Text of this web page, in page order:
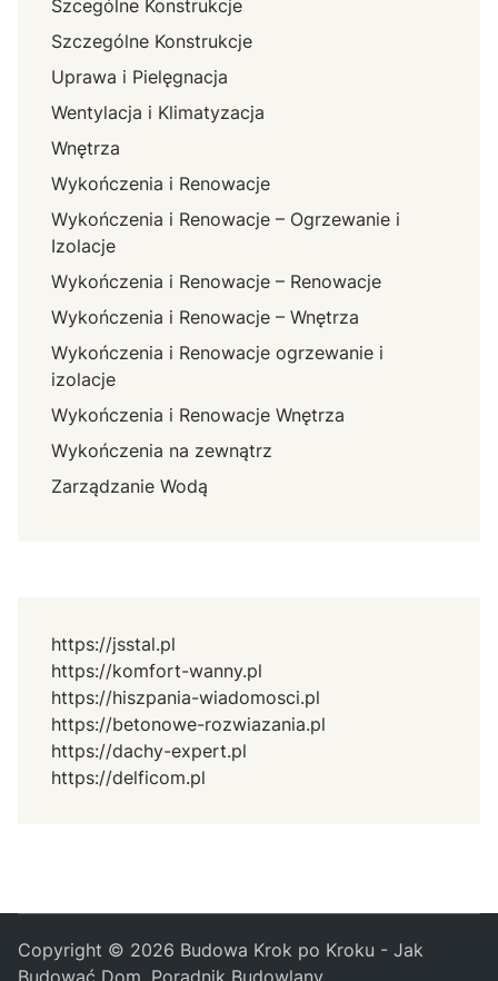
Szcególne Konstrukcje
Szczególne Konstrukcje
Uprawa i Pielęgnacja
Wentylacja i Klimatyzacja
Wnętrza
Wykończenia i Renowacje
Wykończenia i Renowacje – Ogrzewanie i
Izolacje
Wykończenia i Renowacje – Renowacje
Wykończenia i Renowacje – Wnętrza
Wykończenia i Renowacje ogrzewanie i
izolacje
Wykończenia i Renowacje Wnętrza
Wykończenia na zewnątrz
Zarządzanie Wodą
https://jsstal.pl
https://komfort-wanny.pl
https://hiszpania-wiadomosci.pl
https://betonowe-rozwiazania.pl
https://dachy-expert.pl
https://delficom.pl
Copyright © 2026 Budowa Krok po Kroku - Jak
Budować Dom, Poradnik Budowlany.